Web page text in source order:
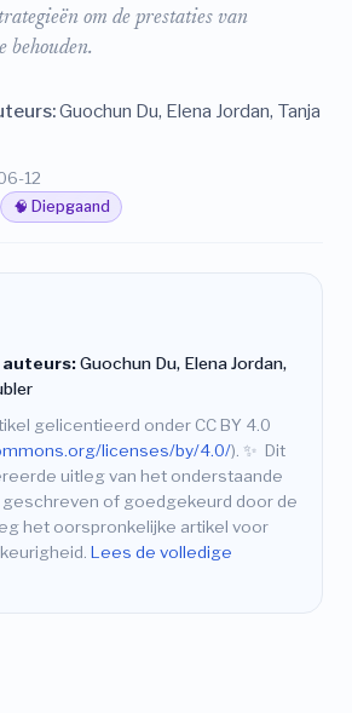
om de prestaties van
behouden.
Guochun Du, Elena Jordan, Tanja
12
🧠 Diepgaand
auteurs:Guochun Du, Elena Jordan,
gelicentieerd onder CC BY 4.0
licenses/by/4.0/). ✨ Dit
uitleg van het onderstaande
geschreven of goedgekeurd door de
het oorspronkelijke artikel voor
Lees de volledige